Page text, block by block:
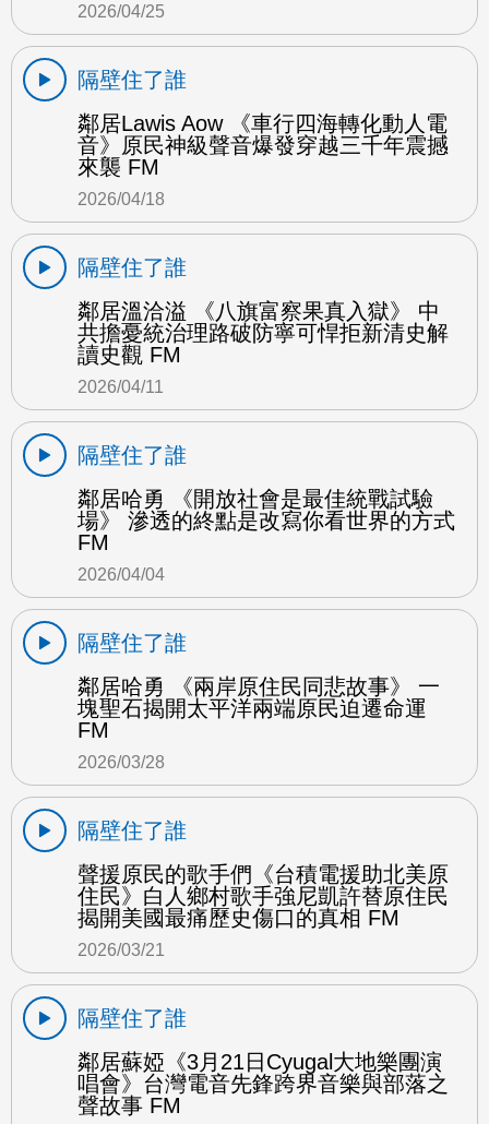
2026/04/25
隔壁住了誰
鄰居Lawis Aow 《車行四海轉化動人電
音》原民神級聲音爆發穿越三千年震撼
來襲 FM
2026/04/18
隔壁住了誰
鄰居溫洽溢 《八旗富察果真入獄》 中
共擔憂統治理路破防寧可悍拒新清史解
讀史觀 FM
2026/04/11
隔壁住了誰
鄰居哈勇 《開放社會是最佳統戰試驗
場》 滲透的終點是改寫你看世界的方式
FM
2026/04/04
隔壁住了誰
鄰居哈勇 《兩岸原住民同悲故事》 一
塊聖石揭開太平洋兩端原民迫遷命運
FM
2026/03/28
隔壁住了誰
聲援原民的歌手們《台積電援助北美原
住民》白人鄉村歌手強尼凱許替原住民
揭開美國最痛歷史傷口的真相 FM
2026/03/21
隔壁住了誰
鄰居蘇婭《3月21日Cyugal大地樂團演
唱會》台灣電音先鋒跨界音樂與部落之
聲故事 FM